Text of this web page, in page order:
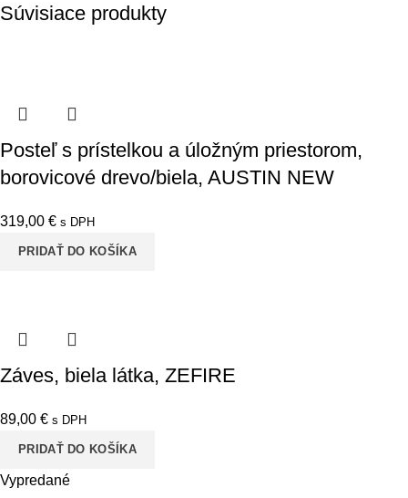
Súvisiace produkty
Posteľ s prístelkou a úložným priestorom,
borovicové drevo/biela, AUSTIN NEW
319,00 € s DPH
PRIDAŤ DO KOŠÍKA
Záves, biela látka, ZEFIRE
89,00 € s DPH
PRIDAŤ DO KOŠÍKA
Vypredané